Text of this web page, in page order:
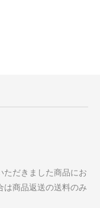
ただきました商品にお
は商品返送の送料のみ